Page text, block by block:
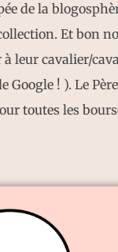
de la
Et bon
leur cavalier/
Google ! ). Le
toutes les